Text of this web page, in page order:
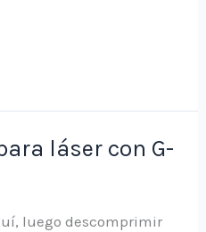
láser con G-
luego descomprimir